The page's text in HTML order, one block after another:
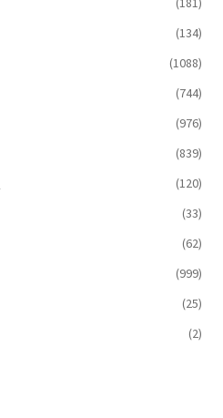
(134)
(1088)
(744)
(976)
(839)
(120)
(33)
(62)
(999)
(25)
(2)